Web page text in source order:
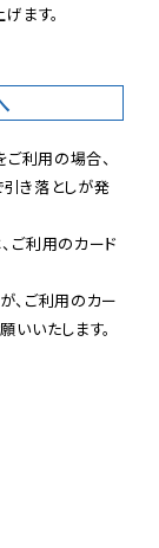
ます。
ご利用の場合、
き落としが発
ご利用のカード
、ご利用のカー
いたします。